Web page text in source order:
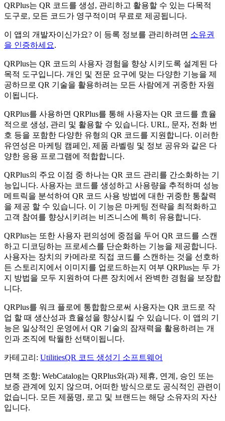
QRPlus는 QR 코드를 생성, 관리하고 활용할 수 있는 다목적
도구로, 모든 코드가 영구적이며 무료로 제공됩니다.
이 앱의 개발자이신가요? 이 등록 정보를 관리하려면 소유권
을 인증하세요.
QRPlus는 QR 코드의 사용자 경험을 향상 시키도록 설계된 다
목적 도구입니다. 개인 및 전문 요구에 맞는 다양한 기능을 제
공하므로 QR 기술을 활용하려는 모든 사람에게 귀중한 자원
이됩니다.
QRPlus를 사용하면 QRPlus를 통해 사용자는 QR 코드를 효율
적으로 생성, 관리 및 활용할 수 있습니다. URL, 문자, 전화 번
호 등을 포함한 다양한 유형의 QR 코드를 지원합니다. 이러한
유연성은 마케팅 캠페인, 제품 라벨링 및 정보 공유와 같은 다
양한 응용 프로그램에 적합합니다.
QRPlus의 주요 이점 중 하나는 QR 코드 관리를 간소화하는 기
능입니다. 사용자는 코드를 생성하고 사용량을 추적하며 성능
메트릭을 분석하여 QR 코드 사용 방법에 대한 귀중한 통찰력
을 제공 할 수 있습니다. 이 기능은 마케팅 전략을 최적화하고
고객 참여를 향상시키려는 비즈니스에 특히 유용합니다.
QRPlus는 또한 사용자 편의성에 중점을 두어 QR 코드를 스캔
하고 디코딩하는 프로세스를 단순화하는 기능을 제공합니다.
사용자는 장치의 카메라로 직접 코드를 스캔하는 것을 선호하
든 스토리지에서 이미지를 업로드하는지 여부 QRPlus는 두 가
지 방법을 모두 지원하여 다른 장치에서 완벽한 경험을 보장합
니다.
QRPlus를 워크 플로에 통합함으로써 사용자는 QR 코드로 작
업 할 때 생산성과 효율성을 향상시킬 수 있습니다. 이 앱의 기
능은 일상적인 운영에서 QR 기술의 잠재력을 활용하려는 개
인과 조직에 탁월한 선택이됩니다.
카테고리 : UtilitiesQR 코드 생성기 소프트웨어
면책 조항: WebCatalog는 QRPlus와(과) 제휴, 연계, 승인 또는
보증 관계에 있지 않으며, 어떠한 방식으로도 공식적인 관련이
없습니다. 모든 제품명, 로고 및 브랜드는 해당 소유자의 자산
입니다.